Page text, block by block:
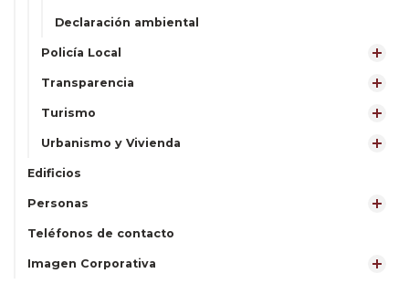
Declaración ambiental
Policía Local
Transparencia
Turismo
Urbanismo y Vivienda
Edificios
Personas
Teléfonos de contacto
Imagen Corporativa